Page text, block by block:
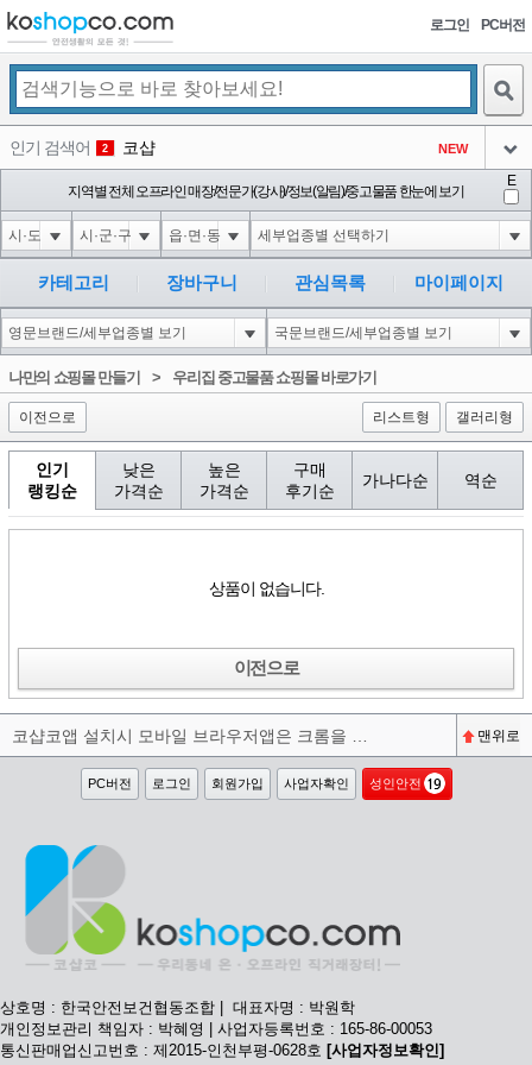
로그인 PC버전
인기 검색어 2 코샵 NEW
3 익스
아이콘
4 1-1); waitfor delay '0:0:15' --
아이콘
5 10'XOR(1*if(now()=sysdate(),sleep(15),0))XOR'Z
아이콘
1
6 1*DBMS_PIPE.RECEIVE_MESSAGE(CHR(99)||CHR(99)||CHR(99),15)
아이콘
1
1
지역별 전체 오프라인 매장/전문가(강사)/정보(알림)/중고물품 한눈에 보기
E
카테고리 장바구니 관심목록 마이페이지
나만의 쇼핑몰 만들기> 우리집 중고물품 쇼핑몰 바로가기
이전으로 리스트형 갤러리형
인기
랭킹순
낮은
가격순
높은
가격순
구매
후기순
가나다순 역순
상품이 없습니다.
이전으로
맨위로
PC버전 로그인 회원가입 사업자확인 성인안전
상호명 : 한국안전보건협동조합 | 대표자명 : 박원학
개인정보관리 책임자 : 박혜영 | 사업자등록번호 : 165-86-00053
통신판매업신고번호 : 제2015-인천부평-0628호 [사업자정보확인]